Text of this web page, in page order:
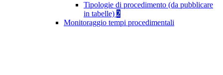
Tipologie di procedimento (da pubblicare
in tabelle) 2
Monitoraggio tempi procedimentali